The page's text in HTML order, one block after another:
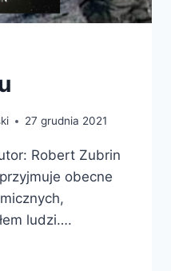
27 grudnia 2021
Robert Zubrin
obecne
ludzi….